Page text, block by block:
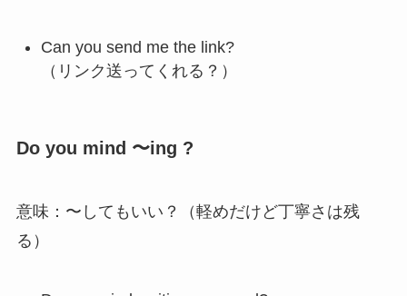
Can you send me the link?
（リンク送ってくれる？）
Do you mind 〜ing ?
意味：〜してもいい？（軽めだけど丁寧さは残
る）